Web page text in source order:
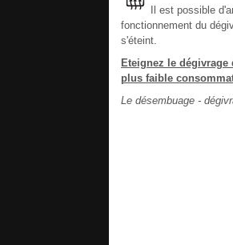
Il est possible
fonctionnement du
s'éteint.
Eteignez le
plus faible
Le désembuage -